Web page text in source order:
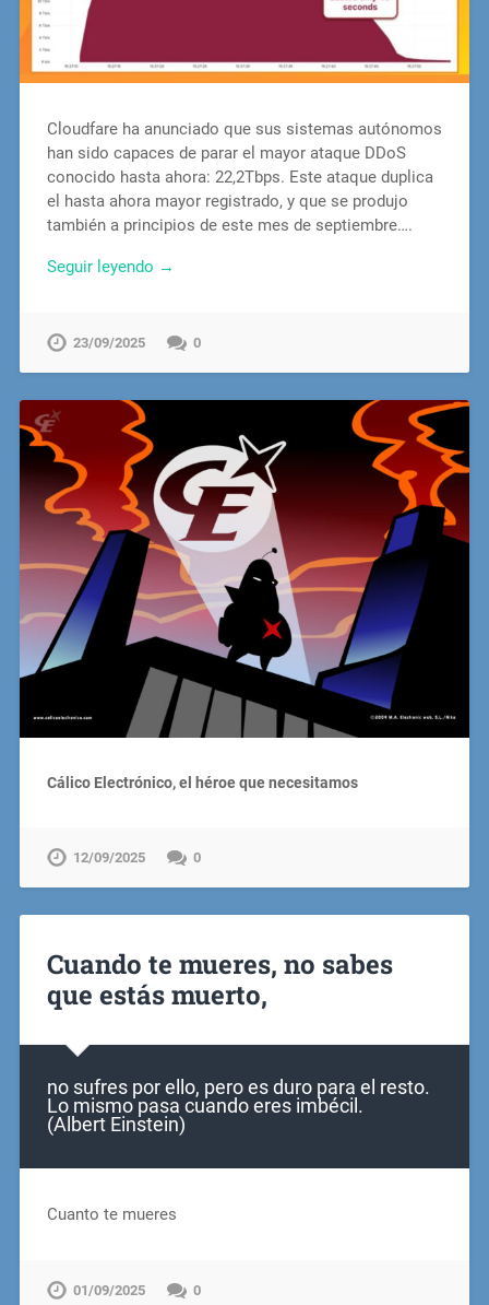
Cloudfare ha anunciado que sus sistemas autónomos
han sido capaces de parar el mayor ataque DDoS
conocido hasta ahora: 22,2Tbps. Este ataque duplica
el hasta ahora mayor registrado, y que se produjo
también a principios de este mes de septiembre….
Seguir leyendo →
23/09/2025 0
Cálico Electrónico, el héroe que necesitamos
12/09/2025 0
Cuando te mueres, no sabes
que estás muerto,
no sufres por ello, pero es duro para el resto.
Lo mismo pasa cuando eres imbécil.
(Albert Einstein)
Cuanto te mueres
01/09/2025 0